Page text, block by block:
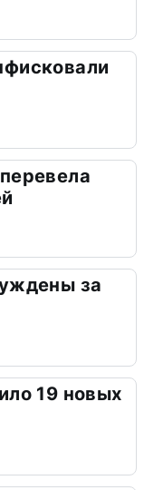
за
19 новых